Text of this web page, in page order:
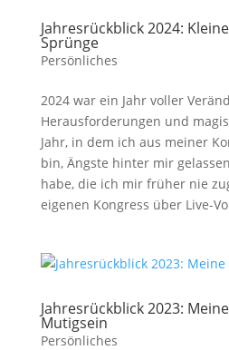
Jahresrückblick 2024:
Sprünge
Persönliches
2024 war ein Jahr voller
Herausforderungen und
Jahr, in dem ich aus meiner
bin, Ängste hinter mir
habe, die ich mir früher nie
eigenen Kongress über Live-
Jahresrückblick 2023:
Mutigsein
Persönliches